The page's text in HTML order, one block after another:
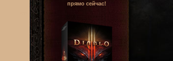
прямо сейчас!